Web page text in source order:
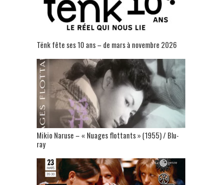
Tënk fête ses 10 ans – de mars à novembre 2026
Mikio Naruse – « Nuages flottants » (1955) / Blu-
ray